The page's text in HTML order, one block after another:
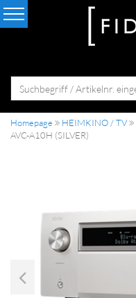
Homepage HEIMKINO / TV
AVC-A10H (SILVER)